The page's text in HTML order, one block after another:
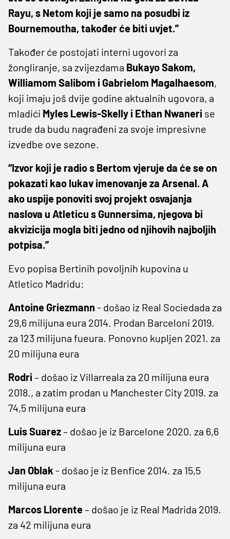
Rayu, s Netom koji je samo na posudbi iz
Bournemoutha, također će biti uvjet.”
Također će postojati interni ugovori za
žongliranje, sa zvijezdama Bukayo Sakom,
Williamom Salibom i Gabrielom Magalhaesom,
koji imaju još dvije godine aktualnih ugovora, a
mladići Myles Lewis-Skelly i Ethan Nwaneri se
trude da budu nagrađeni za svoje impresivne
izvedbe ove sezone.
“Izvor koji je radio s Bertom vjeruje da će se on
pokazati kao lukav imenovanje za Arsenal. A
ako uspije ponoviti svoj projekt osvajanja
naslova u Atleticu s Gunnersima, njegova bi
akvizicija mogla biti jedno od njihovih najboljih
potpisa.”
Evo popisa Bertinih povoljnih kupovina u
Atletico Madridu:
Antoine Griezmann - došao iz Real Sociedada za
29,6 milijuna eura 2014. Prodan Barceloni 2019.
za 123 milijuna fueura. Ponovno kupljen 2021. za
20 milijuna eura
Rodri – došao iz Villarreala za 20 milijuna eura
2018., a zatim prodan u Manchester City 2019. za
74,5 milijuna eura
Luis Suarez– došao je iz Barcelone 2020. za 6,6
milijuna eura
Jan Oblak - došao je iz Benfice 2014. za 15,5
milijuna eura
Marcos Llorente– došao je iz Real Madrida 2019.
za 42 milijuna eura